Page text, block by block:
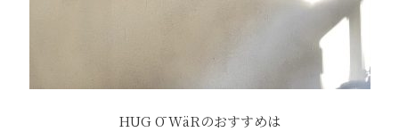
HUG Ō WäRのおすすめは